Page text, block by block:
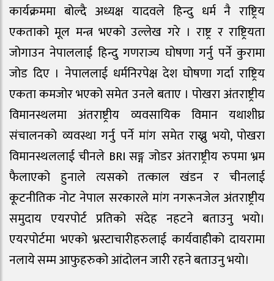
कार्यक्रममा बोल्दै अध्यक्ष यादवले हिन्दु धर्म नै राष्ट्रिय
एकताको मूल मन्त्र भएको उल्लेख गरे । राष्ट्र र राष्ट्रियता
जोगाउन नेपाललाई हिन्दु गणराज्य घोषणा गर्नु पर्ने कुरामा
जोड दिए । नेपाललाई धर्मनिरपेक्ष देश घोषणा गर्दा राष्ट्रिय
एकता कमजोर भएको समेत उनले बताए । पोखरा अंतराष्ट्रीय
विमानस्थलमा अंतराष्ट्रीय व्यवसायिक विमान यथाशीघ्र
संचालनको व्यवस्था गर्नु पर्ने मांग समेत राख्नु भयो, पोखरा
विमानस्थललाई चीनले BRI सङ्ग जोडर अंतराष्ट्रीय रुपमा भ्रम
फैलाएको हुनाले त्यसको तत्काल खंडन र चीनलाई
कूटनीतिक नोट नेपाल सरकारले मांग नगरूनजेल अंतराष्ट्रीय
समुदाय एयरपोर्ट प्रतिको संदेह नहटने बताउनु भयो।
एयरपोर्टमा भएको भ्रस्टाचारीहरुलाई कार्यवाहीको दायरामा
नलाये सम्म आफुहरुको आंदोलन जारी रहने बताउनु भयो।